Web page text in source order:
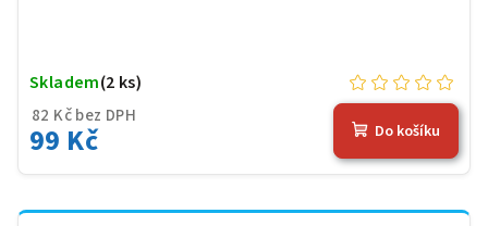
82 Kč bez DPH
99 Kč
Skladem(2 ks)
Do košíku